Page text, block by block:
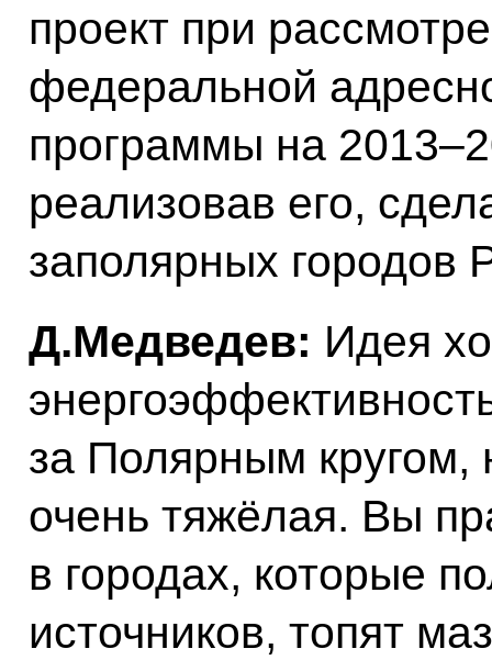
проект при
федеральной
программы на
реализовав его,
заполярных городов
Д.Медведев: Идея
за Полярным кругом,
очень тяжёлая. Вы
в городах, которые
источников, топят